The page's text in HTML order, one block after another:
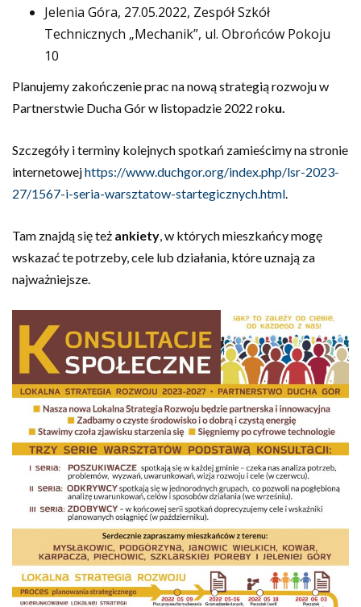
Jelenia Góra, 27.05.2022, Zespół Szkół
Technicznych „Mechanik”, ul. Obrońców Pokoju
10
Planujemy zakończenie prac na nową strategią rozwoju w
Partnerstwie Ducha Gór w listopadzie 2022 roku.
Szczegóły i terminy kolejnych spotkań zamieścimy na stronie
internetowejhttps://www.duchgor.org/index.php/lsr-2023-
27/1567-i-seria-warsztatow-startegicznych.html.
Tam znajdą się też ankiety, w których mieszkańcy mogę
wskazać te potrzeby, cele lub działania, które uznają za
najważniejsze.